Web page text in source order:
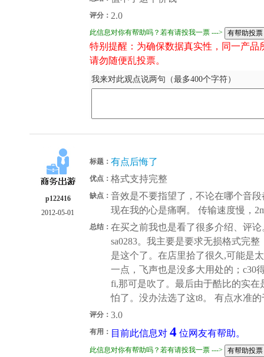
评分： 2.0
此信息对你有帮助吗？若有请投我一票 --->
特别提醒：为确保数据真实性，同一产
请勿随便乱投票。
我来对此观点说两句（最多400个字符）
p122416
2012-05-01
标题： 有点后悔了
优点： 格式支持完整
缺点： 音效是不要指望了，不论在哪个音
现在我的心是痛啊。 传输速度慢，
总结： 在买之前我也是看了很多介绍、评
sa0283。我主要是要求无损格式完
是这个了。在店里拾了很久,可能是
一点，飞声也是没多大用处的；c30
fi,那可是吹了。最后由于酷比的实
怕了。没办法选了这t8。 有点水准
评分： 3.0
有用： 目前此信息对 4 位网友有帮助。
此信息对你有帮助吗？若有请投我一票 --->